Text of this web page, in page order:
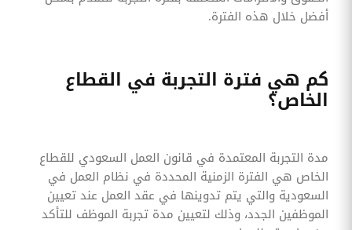
أفضل خلال هذه الفترة.
كم هي فترة التجربة في القطاع
الخاص؟
مدة التجربة المعتمدة في قانون العمل السعودي للقطاع
الخاص هي الفترة الزمنية المحددة في نظام العمل في
السعودية والتي يتم تدوينها في عقد العمل عند تعيين
الموظفين الجدد، وذلك لتعيين مدة تجربة الموظف للتأكد